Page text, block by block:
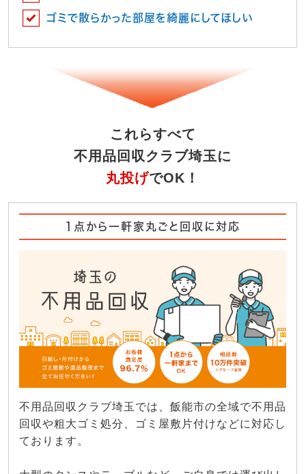
ゴミで散らかった部屋を綺麗にしてほしい
これらすべて
不用品回収クラブ埼玉に
丸投げでOK！
1点から一軒家丸ごと回収に対応
不用品回収クラブ埼玉では、飯能市の全域で不用品
回収や粗大ゴミ処分、ゴミ屋敷片付けなどに対応し
ております。